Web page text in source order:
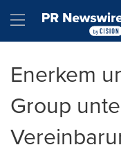
Hamburger
Enerkem
Group